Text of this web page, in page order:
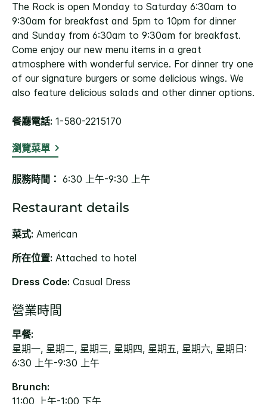
The Rock is open Monday to Saturday 6:30am to
9:30am for breakfast and 5pm to 10pm for dinner
and Sunday from 6:30am to 9:30am for breakfast.
Come enjoy our new menu items in a great
atmosphere with wonderful service. For dinner try one
of our signature burgers or some delicious wings. We
also feature delicious salads and other dinner options.
餐廳電話: 1-580-2215170
瀏覽菜單
服務時間： 6:30 上午-9:30 上午
Restaurant details
菜式: American
所在位置: Attached to hotel
Dress Code: Casual Dress
營業時間
早餐:
星期一, 星期二, 星期三, 星期四, 星期五, 星期六, 星期日:
6:30 上午-9:30 上午
Brunch:
11:00 上午-1:00 下午